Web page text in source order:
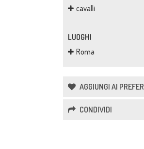
cavalli
LUOGHI
Roma
AGGIUNGI AI
CONDIVIDI